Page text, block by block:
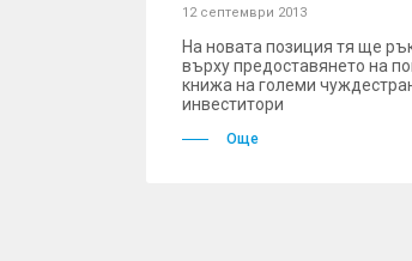
12 септември 2013
На новата позиция тя ще
върху предоставянето на
книжа на големи
инвеститори
Още